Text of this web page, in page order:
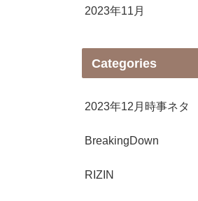
2023年11月
Categories
2023年12月時事ネタ
BreakingDown
RIZIN